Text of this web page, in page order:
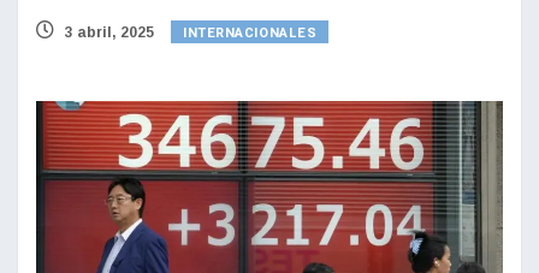
3 abril, 2025 INTERNACIONALES